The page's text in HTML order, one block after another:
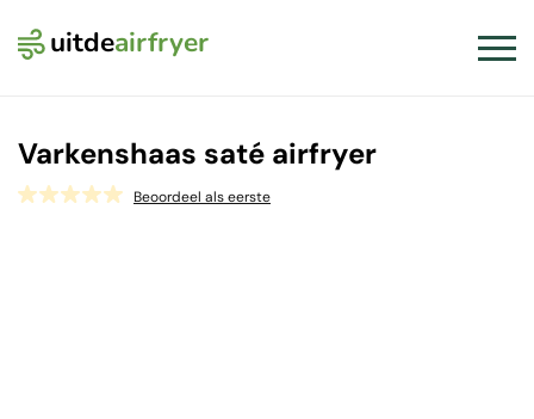
uitdeairfryerLogo Uit de Airfryer
Varkenshaas saté airfryer
Beoordeel als eerste